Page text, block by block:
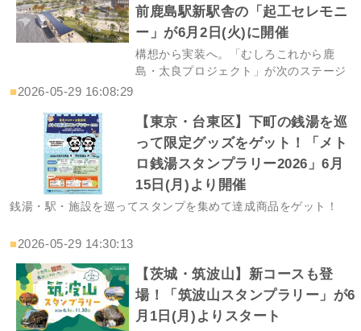
前鹿島駅新駅舎の「起工セレモニ
ー」が6月2日(火)に開催
構想から実装へ。「むしろこれから鹿
島・太良プロジェクト」が次のステージ
■2026-05-29 16:08:29
【東京・台東区】下町の銭湯を巡
って限定グッズをゲット！「メト
ロ銭湯スタンプラリー2026」6月
15日(月)より開催
銭湯・駅・施設を巡ってスタンプを集めて達成商品をゲット！
■2026-05-29 14:30:13
【茨城・筑波山】新コースも登
場！「筑波山スタンプラリー」が6
月1日(月)よりスタート